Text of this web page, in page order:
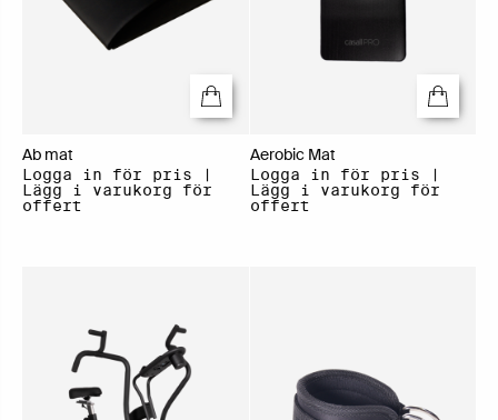
Ab mat
Logga in för pris |
Lägg i varukorg för
offert
Aerobic Mat
Logga in för pris |
Lägg i varukorg för
offert